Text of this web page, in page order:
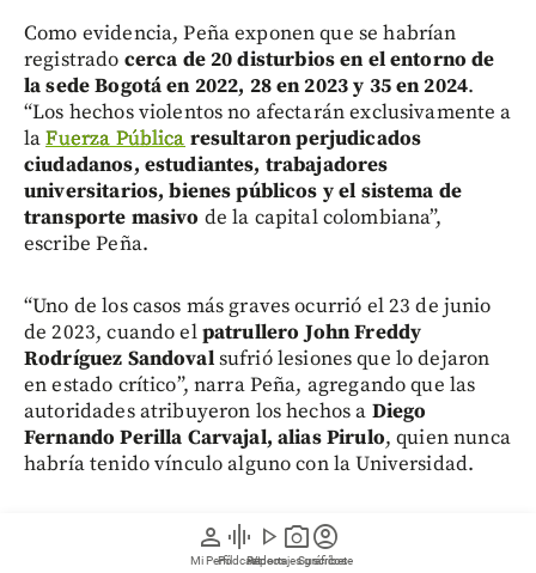
person
Mi Perfil
graphic_eq
Pódcast
play_arrow
Videos
photo_camera
Reportajes gráficos
account_circle
Suscríbete
Como evidencia, Peña exponen que se habrían
registrado cerca de 20 disturbios en el entorno de
la sede Bogotá en 2022, 28 en 2023 y 35 en 2024.
“Los hechos violentos no afectarán exclusivamente a
laFuerza Pública resultaron perjudicados
ciudadanos, estudiantes, trabajadores
universitarios, bienes públicos y el sistema de
transporte masivo de la capital colombiana”,
escribe Peña.
“Uno de los casos más graves ocurrió el 23 de junio
de 2023, cuando elpatrullero John Freddy
Rodríguez Sandovalsufrió lesiones que lo dejaron
en estado crítico”, narra Peña, agregando que las
autoridades atribuyeron los hechos a Diego
Fernando Perilla Carvajal, alias Pirulo, quien nunca
habría tenido vínculo alguno con la Universidad.
Ocupación del edificio Uriel
Gutiérrez y desmantelamiento de la